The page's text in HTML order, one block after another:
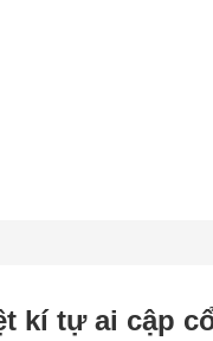
kí tự ai cập